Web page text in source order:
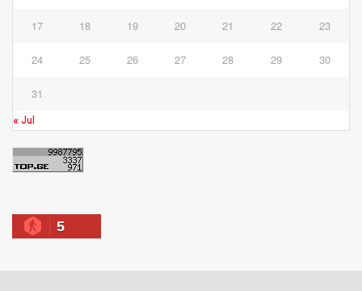
17 18 19 20 21 22 23
24 25 26 27 28 29 30
31
« Jul
5